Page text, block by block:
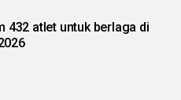
432 atlet untuk berlaga di